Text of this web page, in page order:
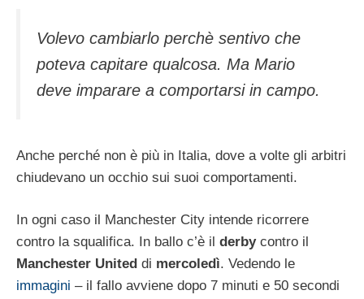
Volevo cambiarlo perchè sentivo che
poteva capitare qualcosa. Ma Mario
deve imparare a comportarsi in campo.
Anche perché non è più in Italia, dove a volte gli arbitri
chiudevano un occhio sui suoi comportamenti.
In ogni caso il Manchester City intende ricorrere
contro la squalifica. In ballo c’è il derbycontro il
Manchester United di mercoledì. Vedendo le
immagini – il fallo avviene dopo 7 minuti e 50 secondi